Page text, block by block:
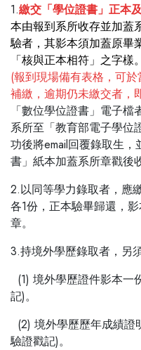
1.繳交「學位證書」正本
本由報到系所收存並加蓋
驗者，其影本須加蓋原畢
「核與正本相符」之字樣。
(報到現場備有表格，可
補繳，逾期仍未繳交者，
「數位學位證書」電子
系所至「教育部電子學位
功後將email回覆錄取生
書」紙本加蓋系所章戳後
2.以同等學力錄取者，應
各1份，正本驗畢歸還，
章。
3.持境外學歷錄取者，另
(1) 境外學歷證件影本一
記)。
(2) 境外學歷歷年成績
驗證戳記)。